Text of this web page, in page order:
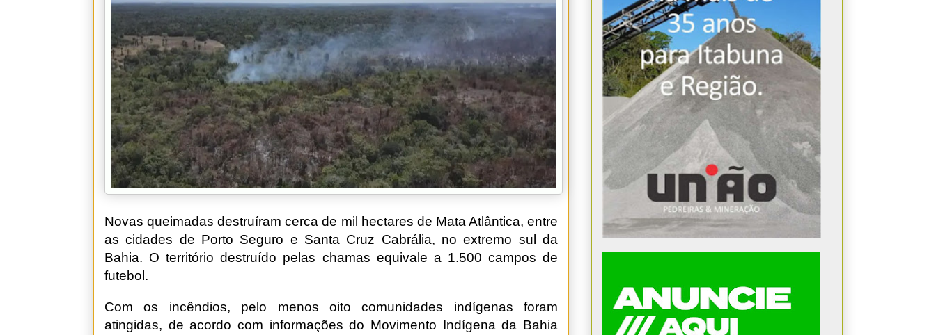
Novas queimadas destruíram cerca de mil hectares de Mata Atlântica, entre
as cidades de Porto Seguro e Santa Cruz Cabrália, no extremo sul da
Bahia. O território destruído pelas chamas equivale a 1.500 campos de
futebol.
Com os incêndios, pelo menos oito comunidades indígenas foram
atingidas, de acordo com informações do Movimento Indígena da Bahia